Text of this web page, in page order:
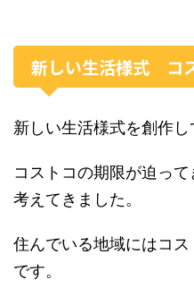
新しい生活様式 コ
新しい生活様式を創作し
コストコの期限が迫っ
考えてきました。
住んでいる地域にはコ
です。